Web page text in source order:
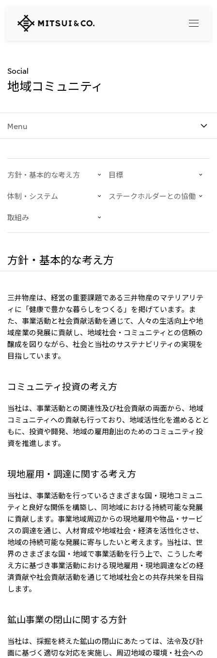
三
井
会
社
Search
トップ
すべては、志からはじま
る。
会社情報
社長メッセージ
三井物産の事業
経営理念
リーダーシップチーム・役員一覧
国内・海外拠点
三井物産のDX
三井物産の人材マネジメント
会社案内
What's New
トピックス
2025年
2024年
2023年
2020年
2019年
2018年
2026.8.4 リリース
令和8年熊本地震被害に対する支援について
2027年3月期第1四半期決算
サステナビリティ
サステナビリティ最新情報
トップコミットメント
Social
Governance
マテリアリティ
イニシアティブへの参画
三井物産の人材マネジメント
三井物産の森
社会貢献活動
ライブラリー
投資家情報
IR最新情報
経営方針・戦略
財務・業績情報
IR資料室
IR説明会
個人株主・投資家の皆様へ
株主・株式基本情報
IRカレンダー
2026.8.4
2027年3月期第1四半期決算説明会を開催しました
2026.8.4 適時開示
従業員向け株式報酬制度の継続
2026.8.4
Careers
トップ
三井物産について
採用情報
本店新卒採用・キャリア採用
Network Website
三井物産株式会社（本店）
北米
カナダ三井物産株式会社
中南米
メキシコ三井物産有限会社
チリ三井物産有限会社
ブラジル三井物産株式会社
欧州
欧州三井物産株式会社
ベネルックス三井物産株式会社
イタリア三井物産株式会社
Social Media
InstagramTwitter FacebookLinkedInYoutube
Social
地域コミュニティ
Menu
方針・基本的な考え方
目標
体制・システム
ステークホルダーとの協働
取組み
方針・基本的な考え方
三井物産は、経営の重要課題である三井物産のマテリアリテ
ィに「健康で豊かな暮らしをつくる」を掲げています。ま
た、事業活動と社会貢献活動を通じて、人々の生活向上や地
域産業の発展に貢献し、地域社会・コミュニティとの信頼の
醸成を図りながら、社会と当社のサステナビリティの実現を
目指しています。
コミュニティ投資の考え方
当社は、事業活動との関連性及び社会貢献の両面から、地域
コミュニティへの貢献も行っており、地域活性化を進めるとと
もに、投資や開発、地域の雇用創出のためのコミュニティ投
資を推進します。
現地雇用・調達に関する考え方
当社は、事業活動を行っているさまざまな国・現地コミュニ
ティと良好な関係を構築し、同地域における持続可能な発展
に貢献します。事業地域周辺からの現地雇用や物品・サービ
スの調達を通じ、人材育成や地域社会・経済を活性化させ、
地域の持続可能な発展に寄与したいと考えます。当社は、世
界のさまざまな国・地域で事業活動を行う上で、こうした考
え方に基づき事業活動における現地雇用・現地調達などの経
済貢献や社会貢献活動を通じて地域社会との共存共栄を目指
します。
鉱山事業の閉山に関する方針
当社は、採掘を終えた鉱山の閉山にあたっては、法令及び計
画に基づく適切な対応を実施し、周辺地域の環境・社会への